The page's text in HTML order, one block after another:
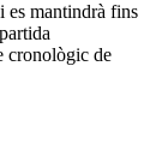
i es mantindrà fins
cronològic de